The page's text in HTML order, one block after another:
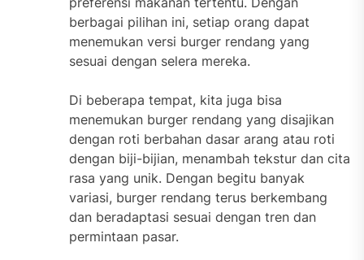
berbagai pilihan ini, setiap orang dapat
menemukan versi burger rendang yang
sesuai dengan selera mereka.
Di beberapa tempat, kita juga bisa
menemukan burger rendang yang disajikan
dengan roti berbahan dasar arang atau roti
dengan biji-bijian, menambah tekstur dan cita
rasa yang unik. Dengan begitu banyak
variasi, burger rendang terus berkembang
dan beradaptasi sesuai dengan tren dan
permintaan pasar.